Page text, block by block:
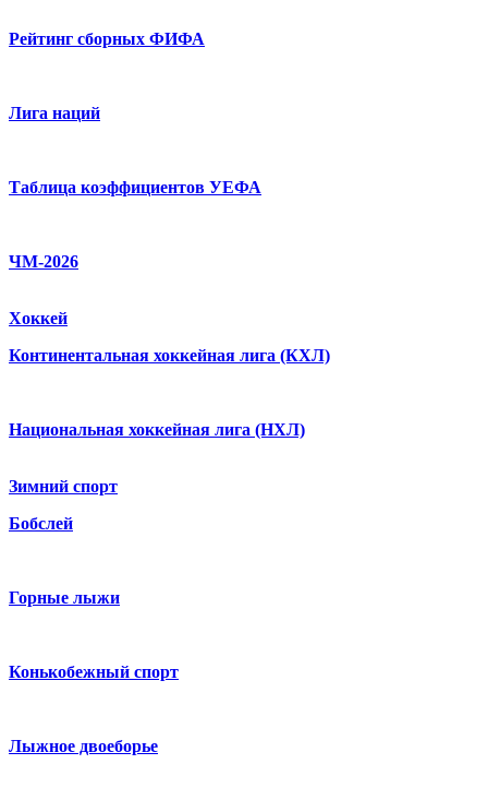
Рейтинг сборных ФИФА
Лига наций
Таблица коэффициентов УЕФА
ЧМ-2026
Хоккей
Континентальная хоккейная лига (КХЛ)
Национальная хоккейная лига (НХЛ)
Зимний спорт
Бобслей
Горные лыжи
Конькобежный спорт
Лыжное двоеборье